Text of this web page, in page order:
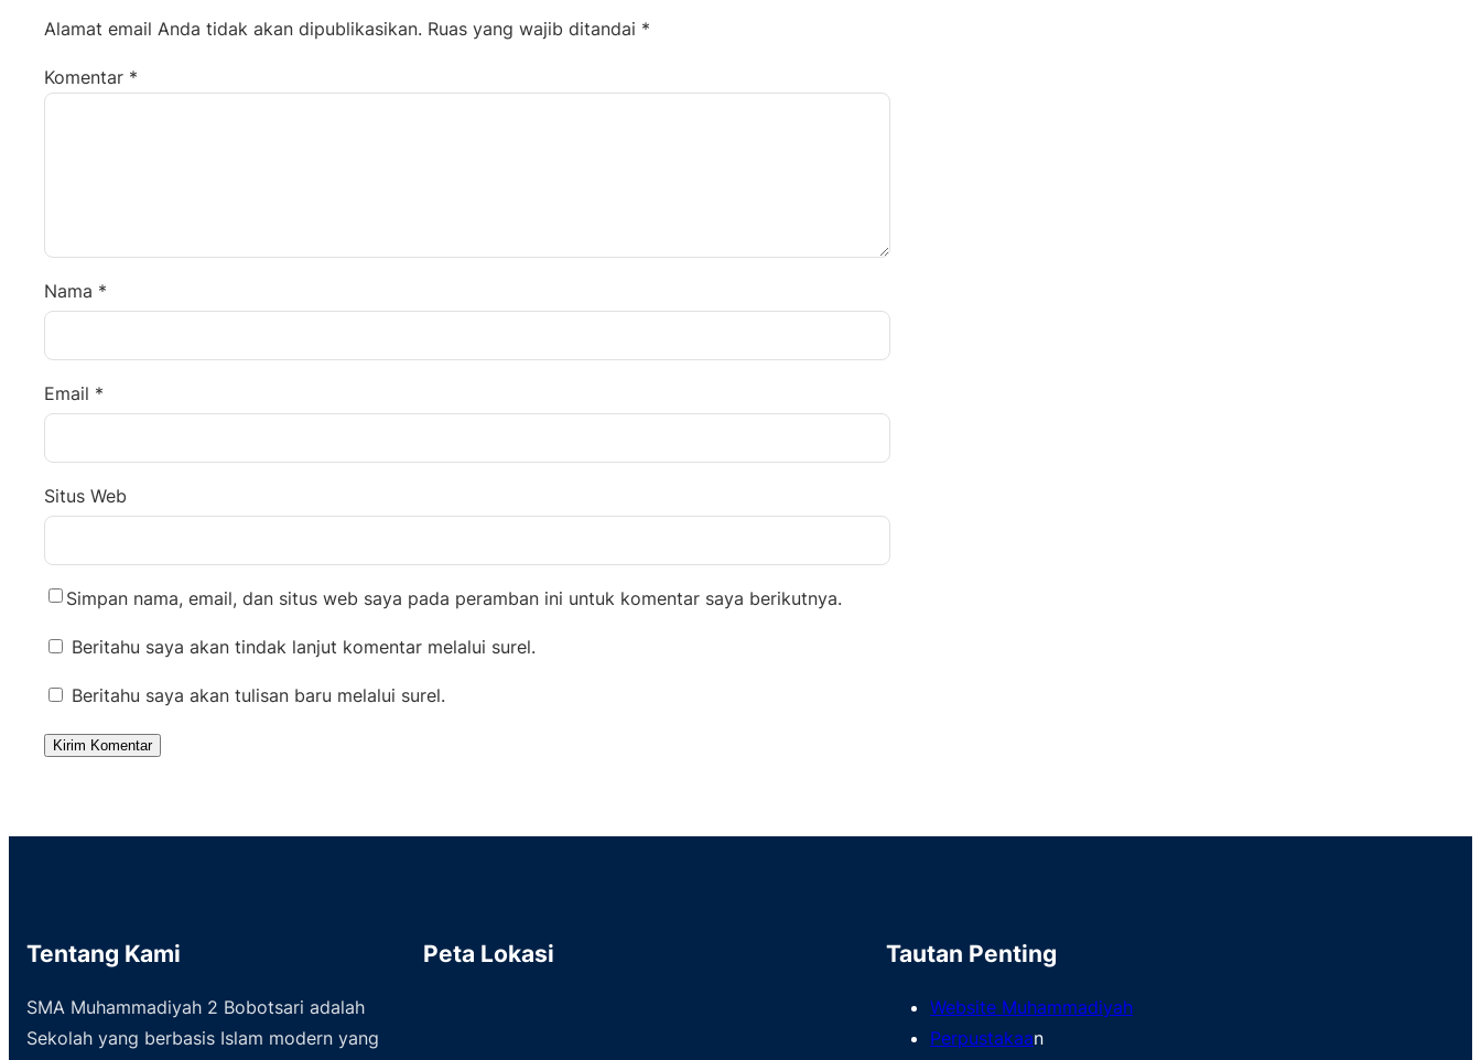
Alamat email Anda tidak akan dipublikasikan. Ruas yang wajib ditandai *
Komentar *
Nama *
Email *
Situs Web
Simpan nama, email, dan situs web saya pada peramban ini untuk komentar saya berikutnya.
Beritahu saya akan tindak lanjut komentar melalui surel.
Beritahu saya akan tulisan baru melalui surel.
Tentang Kami
SMA Muhammadiyah 2 Bobotsari adalah
Sekolah yang berbasis Islam modern yang
Peta Lokasi Tautan Penting
Website Muhammadiyah
Perpustakaan